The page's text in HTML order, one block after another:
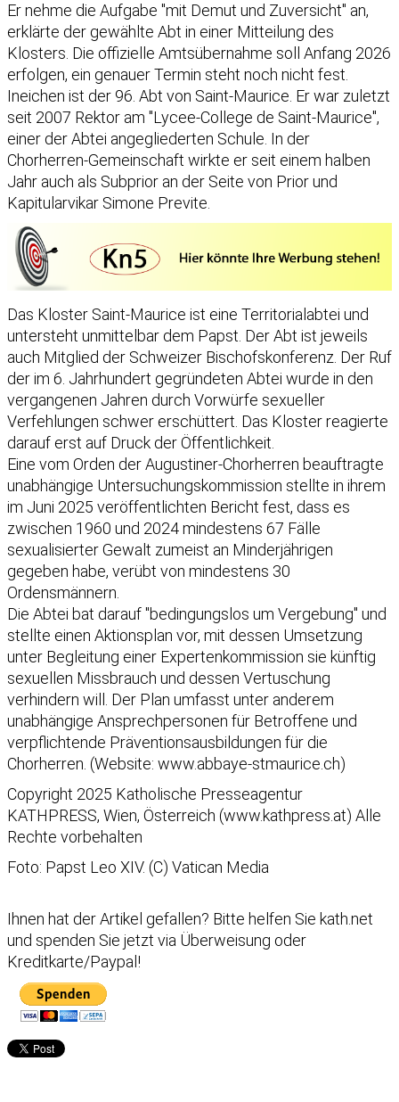
Er nehme die Aufgabe "mit Demut und Zuversicht" an,
erklärte der gewählte Abt in einer Mitteilung des
Klosters. Die offizielle Amtsübernahme soll Anfang 2026
erfolgen, ein genauer Termin steht noch nicht fest.
Ineichen ist der 96. Abt von Saint-Maurice. Er war zuletzt
seit 2007 Rektor am "Lycee-College de Saint-Maurice",
einer der Abtei angegliederten Schule. In der
Chorherren-Gemeinschaft wirkte er seit einem halben
Jahr auch als Subprior an der Seite von Prior und
Kapitularvikar Simone Previte.
Das Kloster Saint-Maurice ist eine Territorialabtei und
untersteht unmittelbar dem Papst. Der Abt ist jeweils
auch Mitglied der Schweizer Bischofskonferenz. Der Ruf
der im 6. Jahrhundert gegründeten Abtei wurde in den
vergangenen Jahren durch Vorwürfe sexueller
Verfehlungen schwer erschüttert. Das Kloster reagierte
darauf erst auf Druck der Öffentlichkeit.
Eine vom Orden der Augustiner-Chorherren beauftragte
unabhängige Untersuchungskommission stellte in ihrem
im Juni 2025 veröffentlichten Bericht fest, dass es
zwischen 1960 und 2024 mindestens 67 Fälle
sexualisierter Gewalt zumeist an Minderjährigen
gegeben habe, verübt von mindestens 30
Ordensmännern.
Die Abtei bat darauf "bedingungslos um Vergebung" und
stellte einen Aktionsplan vor, mit dessen Umsetzung
unter Begleitung einer Expertenkommission sie künftig
sexuellen Missbrauch und dessen Vertuschung
verhindern will. Der Plan umfasst unter anderem
unabhängige Ansprechpersonen für Betroffene und
verpflichtende Präventionsausbildungen für die
Chorherren. (Website: www.abbaye-stmaurice.ch)
Copyright 2025 Katholische Presseagentur
KATHPRESS, Wien, Österreich (www.kathpress.at) Alle
Rechte vorbehalten
Foto: Papst Leo XIV. (C) Vatican Media
Ihnen hat der Artikel gefallen? Bitte helfen Sie kath.net
und spenden Sie jetzt via Überweisung oder
Kreditkarte/Paypal!